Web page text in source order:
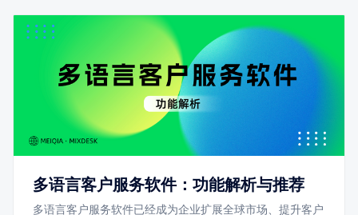
多语言客户服务软件：功能解析与推荐
多语言客户服务软件已经成为企业扩展全球市场、提升客户